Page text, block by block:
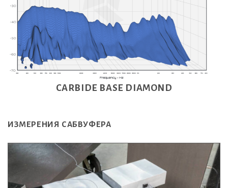
CARBIDE BASE DIAMOND
ИЗМЕРЕНИЯ САБВУФЕРА